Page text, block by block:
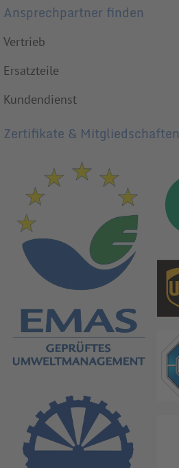
Ansprechpartner finden
Vertrieb
Ersatzteile
Kundendienst
Zertifikate & Mitgliedschaften